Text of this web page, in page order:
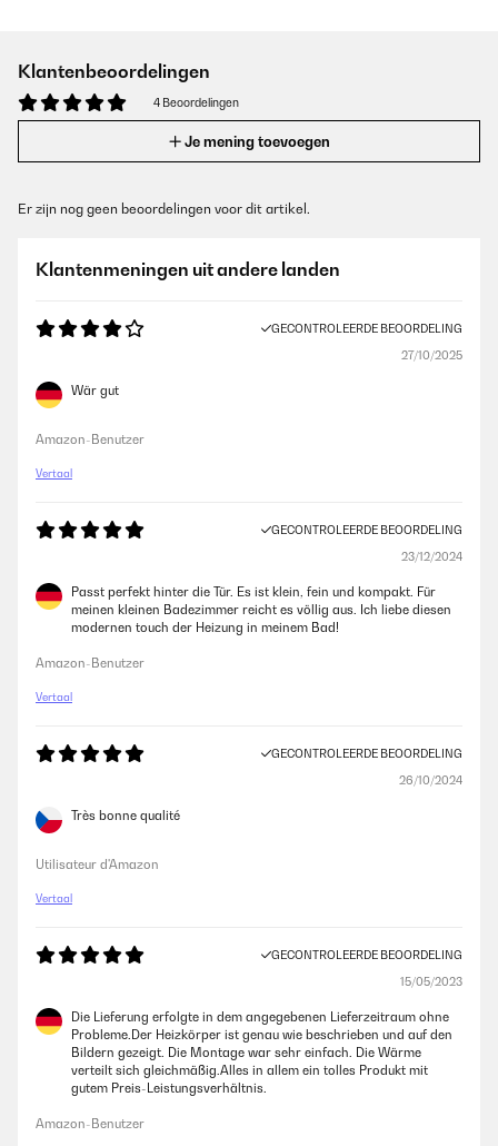
Klantenbeoordelingen
4 Beoordelingen
Je mening toevoegen
Er zijn nog geen beoordelingen voor dit artikel.
Klantenmeningen uit andere landen
GECONTROLEERDE BEOORDELING
27/10/2025
Wär gut
Amazon-Benutzer
Vertaal
GECONTROLEERDE BEOORDELING
23/12/2024
Passt perfekt hinter die Tür. Es ist klein, fein und kompakt. Für
meinen kleinen Badezimmer reicht es völlig aus. Ich liebe diesen
modernen touch der Heizung in meinem Bad!
Amazon-Benutzer
Vertaal
GECONTROLEERDE BEOORDELING
26/10/2024
Très bonne qualité
Utilisateur d'Amazon
Vertaal
GECONTROLEERDE BEOORDELING
15/05/2023
Die Lieferung erfolgte in dem angegebenen Lieferzeitraum ohne
Probleme.Der Heizkörper ist genau wie beschrieben und auf den
Bildern gezeigt. Die Montage war sehr einfach. Die Wärme
verteilt sich gleichmäßig.Alles in allem ein tolles Produkt mit
gutem Preis-Leistungsverhältnis.
Amazon-Benutzer